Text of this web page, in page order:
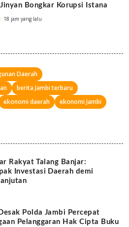
Bongkar Korupsi Istana
18 jam yang lalu
Daerah
berita Jambi terbaru
ekonomi daerah
ekonomi Jambi
Rakyat Talang Banjar:
Investasi Daerah demi
Polda Jambi Percepat
Pelanggaran Hak Cipta Buku